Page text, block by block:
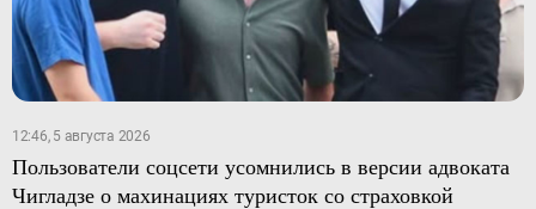
12:46, 5 августа 2026
Пользователи соцсети усомнились в версии адвоката
Чигладзе о махинациях туристок со страховкой